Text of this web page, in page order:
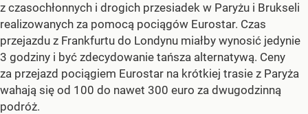
z czasochłonnych i drogich przesiadek w Paryżu i Brukseli
realizowanych za pomocą pociągów Eurostar. Czas
przejazdu z Frankfurtu do Londynu miałby wynosić jedynie
3 godziny i być zdecydowanie tańsza alternatywą. Ceny
za przejazd pociągiem Eurostar na krótkiej trasie z Paryża
wahają się od 100 do nawet 300 euro za dwugodzinną
podróż.